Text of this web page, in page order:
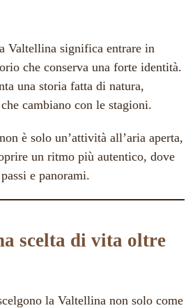
Valtellina significa entrare in
che conserva una forte identità.
una storia fatta di natura,
cambiano con le stagioni.
è solo un’attività all’aria aperta,
un ritmo più autentico, dove
e panorami.
scelta di vita oltre
la Valtellina non solo come